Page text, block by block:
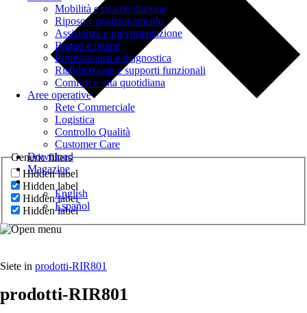
Generic filters
Hidden label
Hidden label
Hidden label
Hidden label
Mobilità e deambulazione
Riposo e posizionamento
Assistenza e movimentazione
Bagno e igiene
Professionisti e diagnostica
Riabilitazione e supporti funzionali
Comfort e vita quotidiana
Aree operative
Rete Commerciale
Logistica
Controllo Qualità
Customer Care
Download
Magazine
English
Español
Siete in prodotti-RIR801
prodotti-RIR801